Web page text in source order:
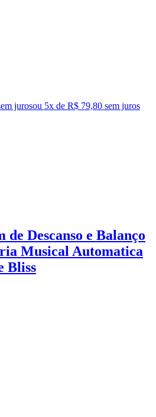
jurosou 5x de R$ 79,80 sem juros
Descanso e Balanço
Musical Automatica
Bliss